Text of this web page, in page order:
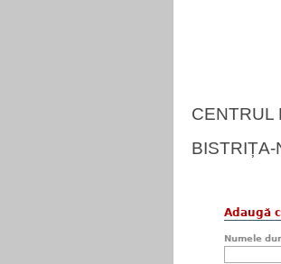
CENTRUL
BISTRIȚA-
Adaugă
Numele